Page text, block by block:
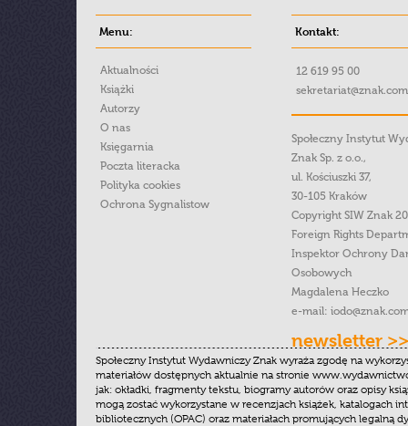
Menu:
Aktualności
Książki
Autorzy
O nas
Księgarnia
Poczta literacka
Polityka cookies
Ochrona Sygnalistow
Kontakt:
12 619 95 00
Społeczny Instytut
Znak Sp. z o.o.,
ul. Kościuszki 37,
30-105 Kraków
Copyright SIW Znak
Foreign Rights
Inspektor Ochrony
Osobowych
Magdalena Heczko
e-mail:
newsletter >>
Społeczny Instytut Wydawniczy Znak wyraża zgodę na
materiałów dostępnych aktualnie na stronie
jak: okładki, fragmenty tekstu, biogramy autorów oraz opisy
mogą zostać wykorzystane w recenzjach książek, katalogach
bibliotecznych (OPAC) oraz materiałach promujących legalną